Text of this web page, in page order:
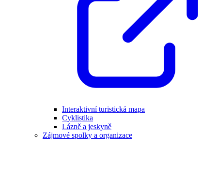
Interaktivní turistická mapa
Cyklistika
Lázně a jeskyně
Zájmové spolky a organizace